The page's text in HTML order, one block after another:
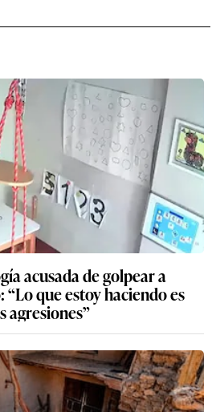
acusada de golpear a
que estoy haciendo es
agresiones”